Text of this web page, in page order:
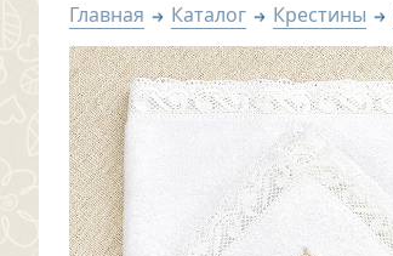
Главная Каталог Крестины